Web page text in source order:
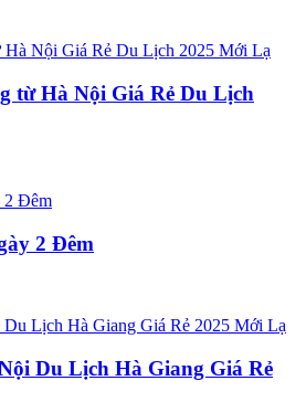
từ Hà Nội Giá Rẻ Du Lịch
2 Đêm
Du Lịch Hà Giang Giá Rẻ